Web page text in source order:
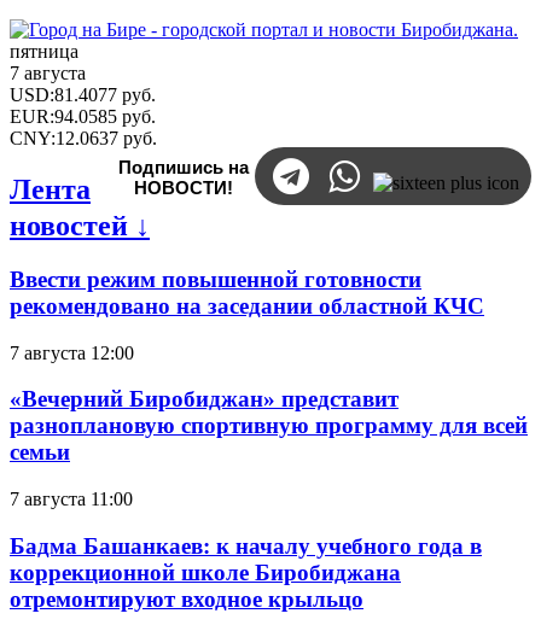
пятница
7 августа
USD:81.4077 руб.
EUR:94.0585 руб.
CNY:12.0637 руб.
Подпишись на
НОВОСТИ!
Лента
новостей ↓
Ввести режим повышенной готовности
рекомендовано на заседании областной КЧС
7 августа 12:00
«Вечерний Биробиджан» представит
разноплановую спортивную программу для всей
семьи
7 августа 11:00
Бадма Башанкаев: к началу учебного года в
коррекционной школе Биробиджана
отремонтируют входное крыльцо